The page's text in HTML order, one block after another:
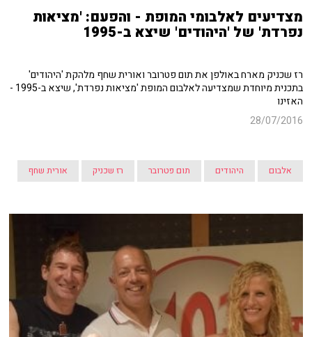
מצדיעים לאלבומי המופת - והפעם: 'מציאות
נפרדת' של 'היהודים' שיצא ב-1995
רז שכניק מארח באולפן את תום פטרובר ואורית שחף מלהקת 'היהודים'
בתכנית מיוחדת שמצדיעה לאלבום המופת 'מציאות נפרדת', שיצא ב-1995 -
האזינו
28/07/2016
אלבום היהודים תום פטרובר רז שכניק אורית שחף